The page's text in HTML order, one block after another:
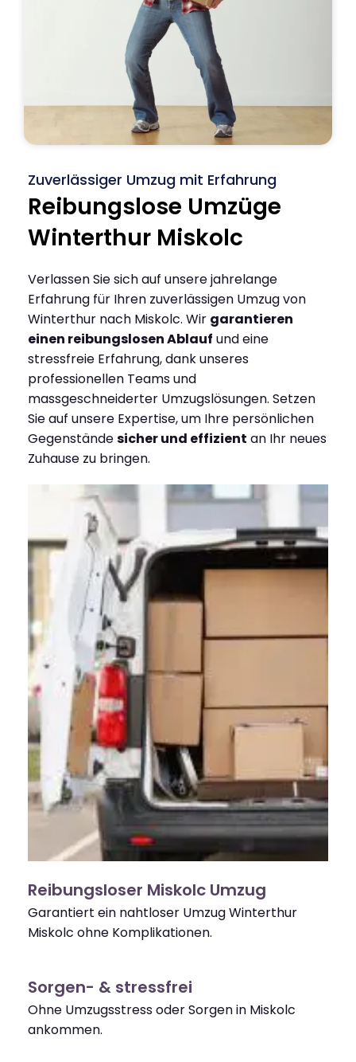
Zuverlässiger Umzug mit Erfahrung
Reibungslose Umzüge
Winterthur Miskolc
Verlassen Sie sich auf unsere jahrelange
Erfahrung für Ihren zuverlässigen Umzug von
Winterthur nach Miskolc. Wir garantieren
einen reibungslosen Ablauf und eine
stressfreie Erfahrung, dank unseres
professionellen Teams und
massgeschneiderter Umzugslösungen. Setzen
Sie auf unsere Expertise, um Ihre persönlichen
Gegenständesicher und effizient an Ihr neues
Zuhause zu bringen.
Reibungsloser Miskolc Umzug
Garantiert ein nahtloser Umzug Winterthur
Miskolc ohne Komplikationen.
Sorgen- & stressfrei
Ohne Umzugsstress oder Sorgen in Miskolc
ankommen.